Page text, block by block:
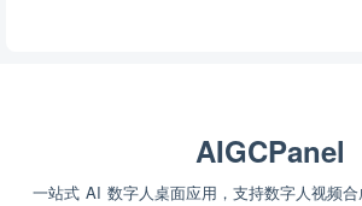
AIGCPanel
一站式 AI 数字人桌面应用，支持数字人视频